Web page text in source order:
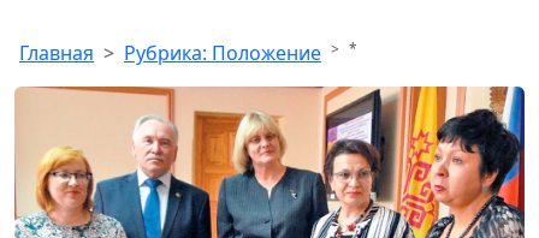
Главная Рубрика: Положение *